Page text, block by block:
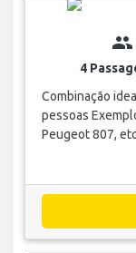
group
4
Combinação
pessoas
Peugeot 807,